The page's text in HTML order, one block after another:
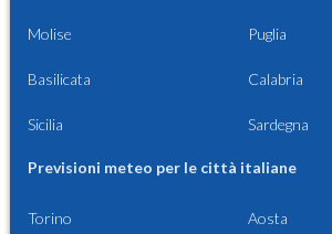
Molise Puglia
Basilicata Calabria
Sicilia Sardegna
Previsioni meteo per le città italiane
Torino Aosta